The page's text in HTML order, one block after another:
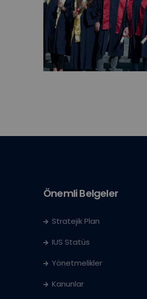
Önemli Belgeler
Stratejik Plan
IUS Statüs
Yönetmelikler
Kanunlar